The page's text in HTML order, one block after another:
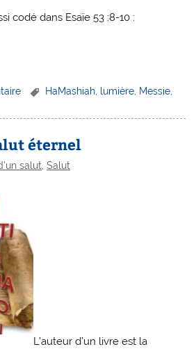
codé dans Esaïe 53 :8-10 :
HaMashiah lumière Messie
éternel
salut ,Salut
L’auteur d’un livre est la